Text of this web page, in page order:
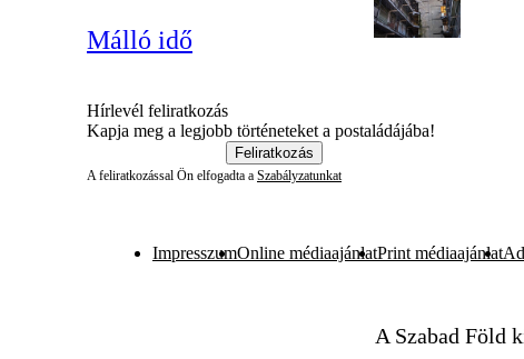
Málló idő
Hírlevél feliratkozás
Kapja meg a legjobb történeteket a postaládájába!
Feliratkozás
A feliratkozással Ön elfogadta a Szabályzatunkat
ImpresszumOnline médiaajánlatPrint médiaajánlat
A Szabad Föld